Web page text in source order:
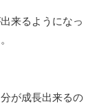
来るようになっ
が成長出来るの